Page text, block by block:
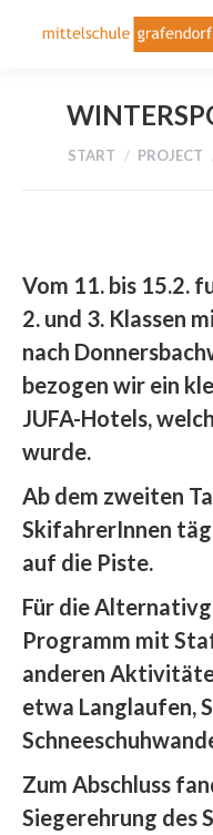
Sie befinden sich
START PROJECT
Vom 11. bis 15.2.
2. und 3. Klassen
nach
bezogen wir ein
JUFA-Hotels,
wurde.
Ab dem zweiten
SkifahrerInnen
auf die Piste.
Für die
Programm mit
anderen
etwa Langlaufen,
Zum Abschluss
Siegerehrung des